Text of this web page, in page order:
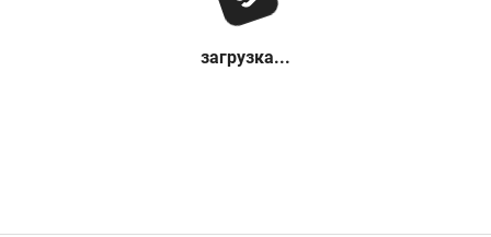
загрузка...